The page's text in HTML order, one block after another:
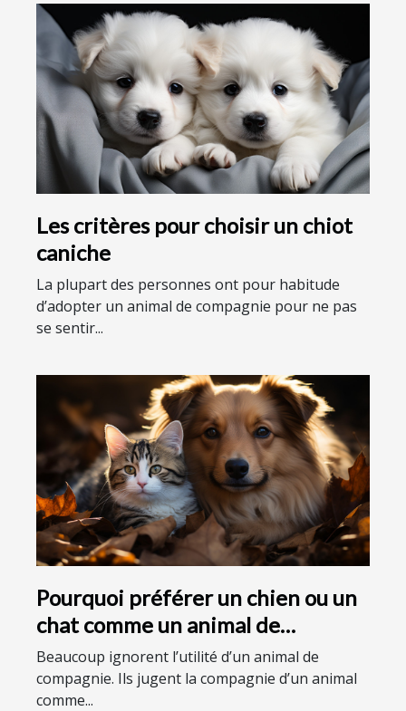
Les critères pour choisir un chiot
caniche
La plupart des personnes ont pour habitude
d’adopter un animal de compagnie pour ne pas
se sentir...
Pourquoi préférer un chien ou un
chat comme un animal de
compagnie ?
Beaucoup ignorent l’utilité d’un animal de
compagnie. Ils jugent la compagnie d’un animal
comme...